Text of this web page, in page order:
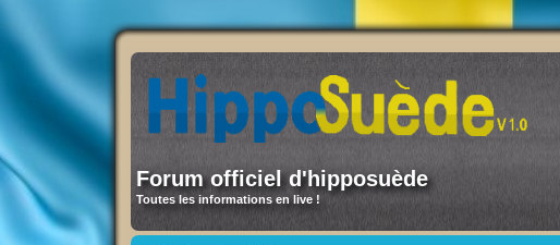
Forum officiel d'hipposuède
Toutes les informations en live !